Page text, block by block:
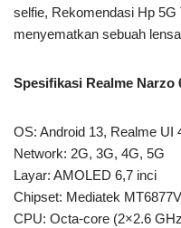
selfie, Rekomendasi Hp
menyematkan sebuah
Spesifikasi Realme Narzo
OS: Android 13, Realme UI
Network: 2G, 3G, 4G, 5G
Layar: AMOLED 6,7 inci
Chipset: Mediatek
CPU: Octa-core (2×2.6